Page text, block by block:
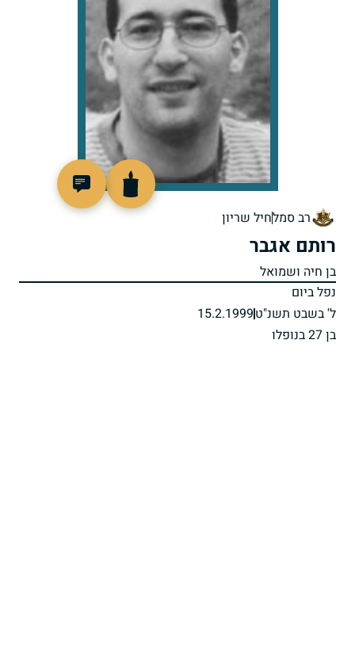
רב סמלחיל שריון
רותם אגבר
בן חיה ושמואל
נפל ביום
ל' בשבט תשנ"ט15.2.1999
בן 27 בנופלו